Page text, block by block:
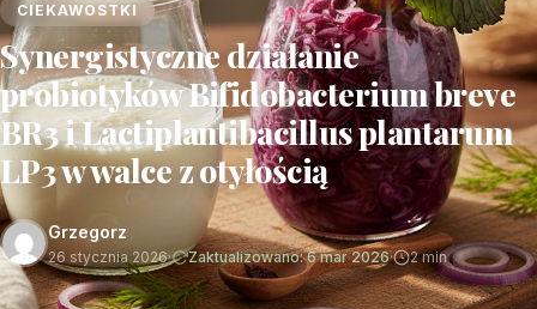
CIEKAWOSTKI
Synergistyczne działanie
probiotyków Bifidobacterium breve
BR3 i Lactiplantibacillus plantarum
LP3 w walce z otyłością
Grzegorz
26 stycznia 2026· Zaktualizowano: 6 mar 2026· 2 min